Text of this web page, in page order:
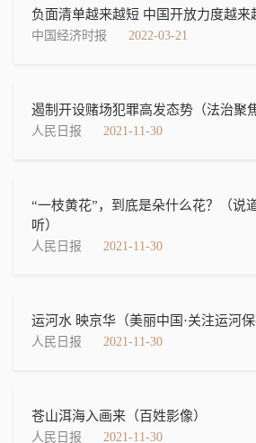
负面清单越来越短 中国开放力度越来
中国经济时报 2022-03-21
遏制开设赌场犯罪高发态势（法治聚
人民日报 2021-11-30
“一枝黄花”，到底是朵什么花？（说
听）
人民日报 2021-11-30
运河水 映京华（美丽中国·关注运河保
人民日报 2021-11-30
苍山洱海入画来（百姓影像）
人民日报 2021-11-30